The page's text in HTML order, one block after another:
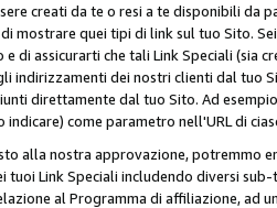
creati da te o resi a te disponibili
mostrare quei tipi di link sul tuo Sito.
di assicurarti che tali Link Speciali
indirizzamenti dei nostri clienti dal tuo
direttamente dal tuo Sito. Ad
come parametro nell'URL di
alla nostra approvazione,
Link Speciali includendo diversi sub-
al Programma di affiliazione, ad